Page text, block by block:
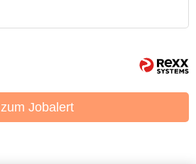
zum Jobalert